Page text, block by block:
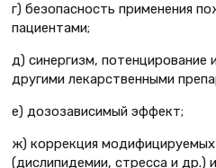
г) безопасность применения
пациентами;
д) синергизм, потенцирование
другими лекарственными
е) дозозависимый эффект;
ж) коррекция
(дислипидемии, стресса и др.)